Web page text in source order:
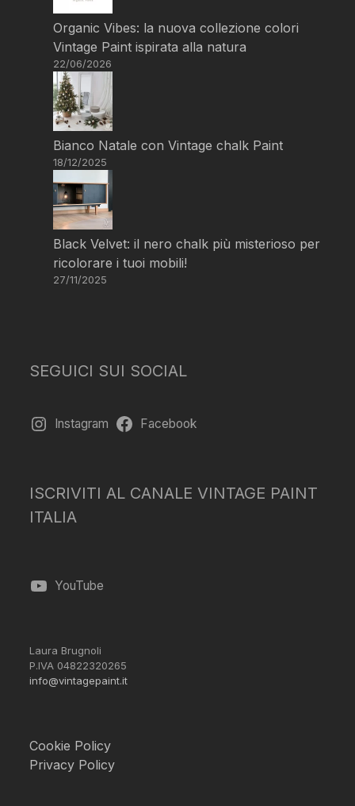
Organic Vibes: la nuova collezione colori
Vintage Paint ispirata alla natura
22/06/2026
Bianco Natale con Vintage chalk Paint
18/12/2025
Black Velvet: il nero chalk più misterioso per
ricolorare i tuoi mobili!
27/11/2025
SEGUICI SUI SOCIAL
Instagram Facebook
ISCRIVITI AL CANALE VINTAGE PAINT
ITALIA
YouTube
Laura Brugnoli
P.IVA 04822320265
info@vintagepaint.it
Cookie Policy
Privacy Policy